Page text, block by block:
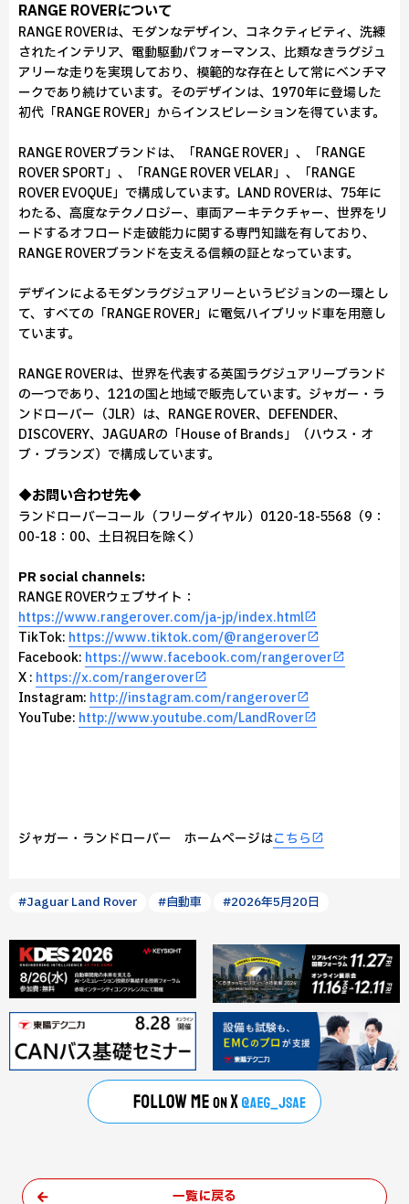
RANGE ROVERについて
RANGE ROVERは、モダンなデザイン、コネクティビティ、洗練
されたインテリア、電動駆動パフォーマンス、比類なきラグジュ
アリーな走りを実現しており、模範的な存在として常にベンチマ
ークであり続けています。そのデザインは、1970年に登場した
初代「RANGE ROVER」からインスピレーションを得ています。
RANGE ROVERブランドは、「RANGE ROVER」、「RANGE
ROVER SPORT」、「RANGE ROVER VELAR」、「RANGE
ROVER EVOQUE」で構成しています。LAND ROVERは、75年に
わたる、高度なテクノロジー、車両アーキテクチャー、世界をリ
ードするオフロード走破能力に関する専門知識を有しており、
RANGE ROVERブランドを支える信頼の証となっています。
デザインによるモダンラグジュアリーというビジョンの一環とし
て、すべての「RANGE ROVER」に電気ハイブリッド車を用意し
ています。
RANGE ROVERは、世界を代表する英国ラグジュアリーブランド
の一つであり、121の国と地域で販売しています。ジャガー・ラ
ンドローバー（JLR）は、RANGE ROVER、DEFENDER、
DISCOVERY、JAGUARの「House of Brands」（ハウス・オ
ブ・ブランズ）で構成しています。
◆お問い合わせ先◆
ランドローバーコール（フリーダイヤル）0120-18-5568（9：
00-18：00、土日祝日を除く）
PR social channels:
RANGE ROVERウェブサイト：
https://www.rangerover.com/ja-jp/index.html
TikTok: https://www.tiktok.com/@rangerover
Facebook: https://www.facebook.com/rangerover
X : https://x.com/rangerover
Instagram: http://instagram.com/rangerover
YouTube: http://www.youtube.com/LandRover
ジャガー・ランドローバー ホームページはこちら
#Jaguar Land Rover #自動車 #2026年5月20日
一覧に戻る